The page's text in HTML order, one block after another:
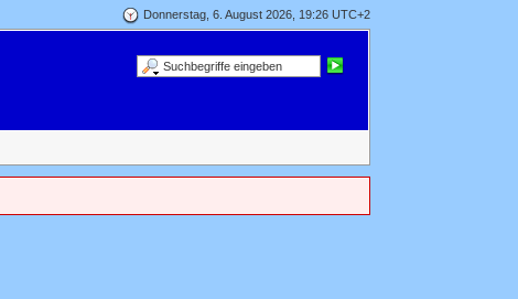
Donnerstag, 6. August 2026, 19:26 UTC+2